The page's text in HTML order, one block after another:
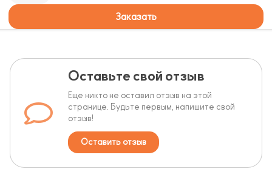
Заказать
Оставьте свой отзыв
Еще никто не оставил отзыв на этой
странице. Будьте первым, напишите свой
отзыв!
Оставить отзыв